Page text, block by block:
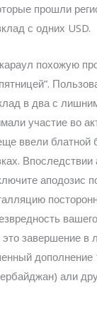
прошли
с одних USD.
похожую
в два с
участие во
ввели блатной
Впоследствии
аподозис
это завершение
али